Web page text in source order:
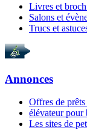
Livres et
Salons et
Trucs et
Annonces
Offres de
élévateur pour
Les sites de